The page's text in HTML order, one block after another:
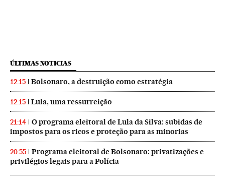
ÚLTIMAS NOTICIAS
12:15 Bolsonaro, a destruição como estratégia
12:15 Lula, uma ressurreição
21:14
O programa eleitoral de Lula da Silva: subidas de
impostos para os ricos e proteção para as minorias
20:55
Programa eleitoral de Bolsonaro: privatizações e
privilégios legais para a Polícia